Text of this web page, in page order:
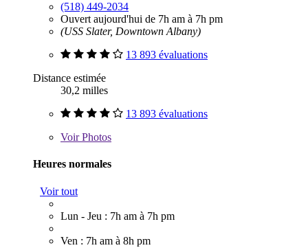
(518) 449-2034
Ouvert aujourd'hui de 7h am à 7h pm
(USS Slater, Downtown Albany)
13 893 évaluations
Distance estimée
30,2 milles
13 893 évaluations
VoirPhotos
Heures normales
Voir tout
Lun - Jeu : 7h am à 7h pm
Ven : 7h am à 8h pm